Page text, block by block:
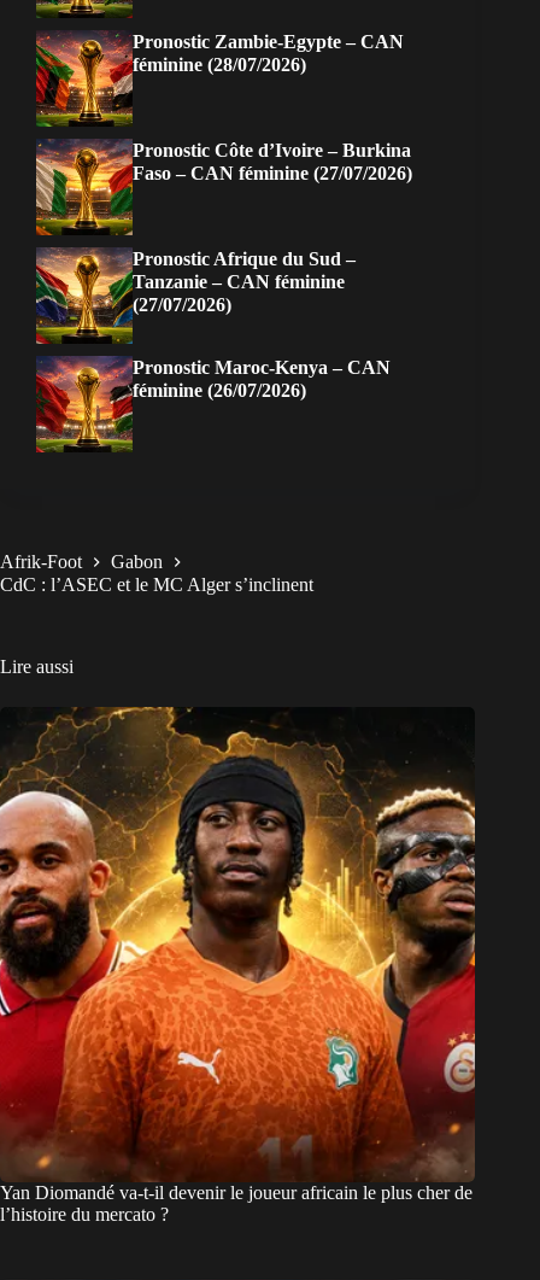
Pronostic Zambie-Egypte – CAN
féminine (28/07/2026)
Pronostic Côte d’Ivoire – Burkina
Faso – CAN féminine (27/07/2026)
Pronostic Afrique du Sud –
Tanzanie – CAN féminine
(27/07/2026)
Pronostic Maroc-Kenya – CAN
féminine (26/07/2026)
Afrik-Foot
Gabon
CdC : l’ASEC et le MC Alger s’inclinent
Lire aussi
Yan Diomandé va-t-il devenir le joueur africain le plus cher de
l’histoire du mercato ?